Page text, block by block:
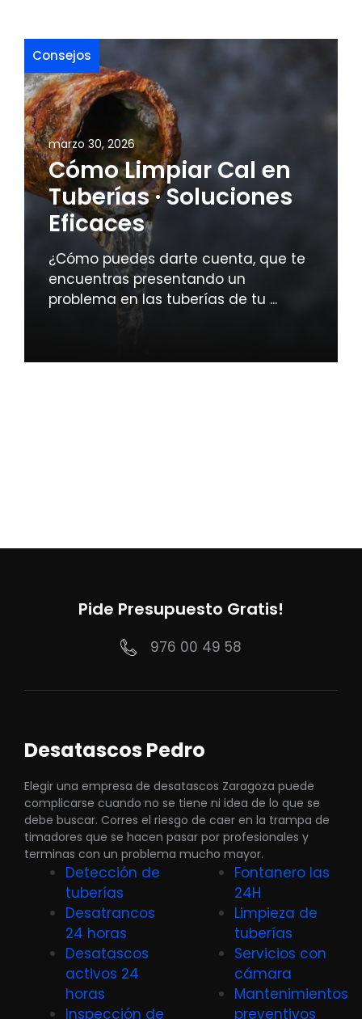
Consejos
marzo 30, 2026
Cómo Limpiar Cal en
Tuberías · Soluciones
Eficaces
¿Cómo puedes darte cuenta, que te
encuentras presentando un
problema en las tuberías de tu ...
Pide Presupuesto Gratis!
976 00 49 58
Desatascos Pedro
Elegir una empresa de desatascos Zaragoza puede
complicarse cuando no se tiene ni idea de lo que se
debe buscar. Corres el riesgo de caer en la trampa de
timadores que se hacen pasar por profesionales y
terminas con un problema mucho mayor.
Detección de
tuberías
Desatrancos
24 horas
Desatascos
activos 24
horas
Inspección de
Fontanero las
24H
Limpieza de
tuberías
Servicios con
cámara
Mantenimientos
preventivos